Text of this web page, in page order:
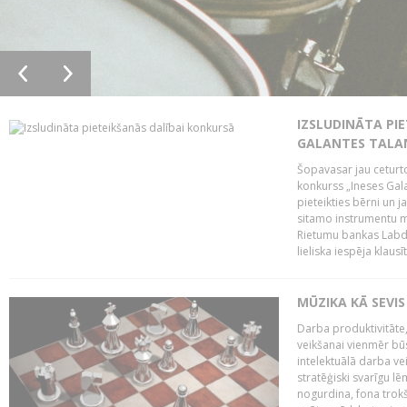
IZSLUDINĀTA
GALANTES
Šopavasar jau
konkurss „Ineses
pieteikties bērni un
sitamo instrumentu
Rietumu bankas
lieliska iespēja
MŪZIKA KĀ
Darba
veikšanai vienmēr
intelektuālā darba
stratēģiski svarīgu
nogurdina, fona